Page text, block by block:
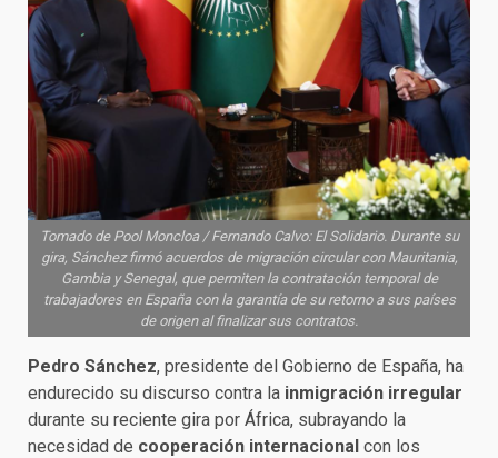
Tomado de Pool Moncloa / Fernando Calvo: El Solidario. Durante su
gira, Sánchez firmó acuerdos de migración circular con Mauritania,
Gambia y Senegal, que permiten la contratación temporal de
trabajadores en España con la garantía de su retorno a sus países
de origen al finalizar sus contratos.
Pedro Sánchez, presidente del Gobierno de España, ha
endurecido su discurso contra la inmigración irregular
durante su reciente gira por África, subrayando la
necesidad de cooperación internacional con los